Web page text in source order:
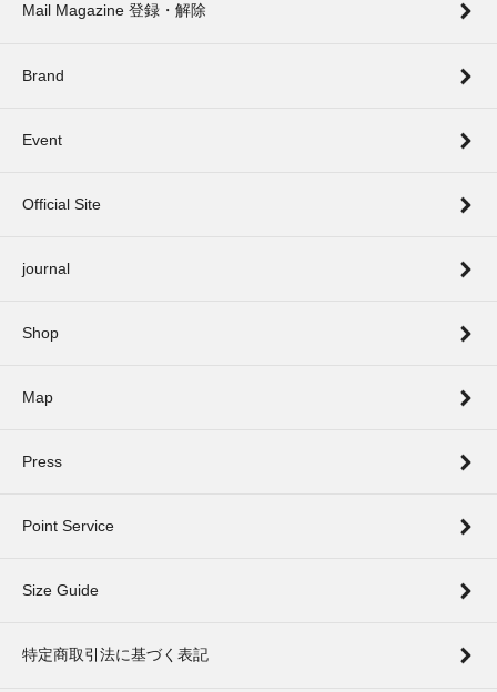
Mail Magazine 登録・解除
Brand
Event
Official Site
journal
Shop
Map
Press
Point Service
Size Guide
特定商取引法に基づく表記